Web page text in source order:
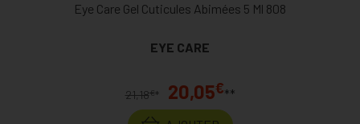
Eye Care Gel Cuticules Abimées 5 Ml 808
EYE CARE
21,18€ * 20,05€**